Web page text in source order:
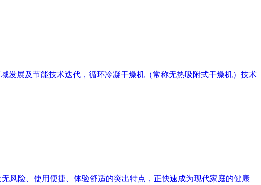
发展及节能技术迭代，循环冷凝干燥机（常称无热吸附式干燥机）技术
风险、使用便捷、体验舒适的突出特点，正快速成为现代家庭的健康